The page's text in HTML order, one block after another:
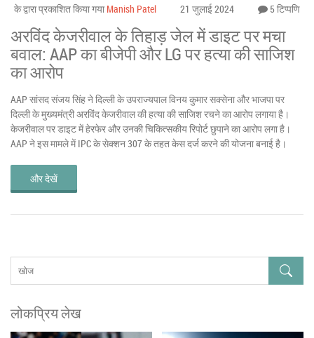
के द्वारा प्रकाशित किया गया Manish Patel 21 जुलाई 2024 5 टिप्पणि
अरविंद केजरीवाल के तिहाड़ जेल में डाइट पर मचा
बवाल: AAP का बीजेपी और LG पर हत्या की साजिश
का आरोप
AAP सांसद संजय सिंह ने दिल्ली के उपराज्यपाल विनय कुमार सक्सेना और भाजपा पर
दिल्ली के मुख्यमंत्री अरविंद केजरीवाल की हत्या की साजिश रचने का आरोप लगाया है।
केजरीवाल पर डाइट में हेरफेर और उनकी चिकित्सकीय रिपोर्ट छुपाने का आरोप लगा है।
AAP ने इस मामले में IPC के सेक्शन 307 के तहत केस दर्ज करने की योजना बनाई है।
और देखें
लोकप्रिय लेख